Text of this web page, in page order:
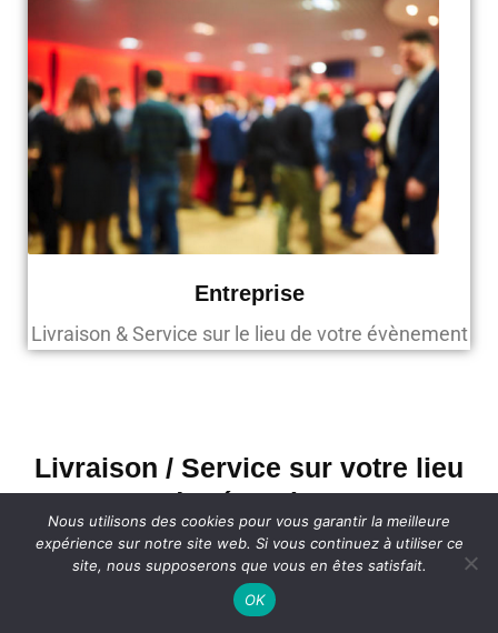
Entreprise
Livraison & Service sur le lieu de votre évènement
Livraison / Service sur votre lieu
de réception
Disponible dans l’agglomération caluirard : Vernay,
Vassieux Crepieux, Montessuy, Le Bourg, Les
Nous utilisons des cookies pour vous garantir la meilleure
expérience sur notre site web. Si vous continuez à utiliser ce
site, nous supposerons que vous en êtes satisfait.
OK